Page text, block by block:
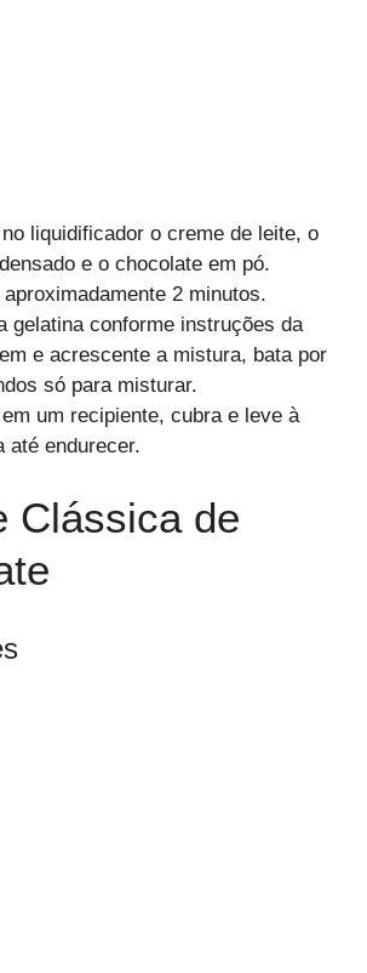
liquidificador o creme de leite, o
e o chocolate em pó.
aproximadamente 2 minutos.
gelatina conforme instruções da
e acrescente a mistura, bata por
só para misturar.
um recipiente, cubra e leve à
até endurecer.
Clássica de